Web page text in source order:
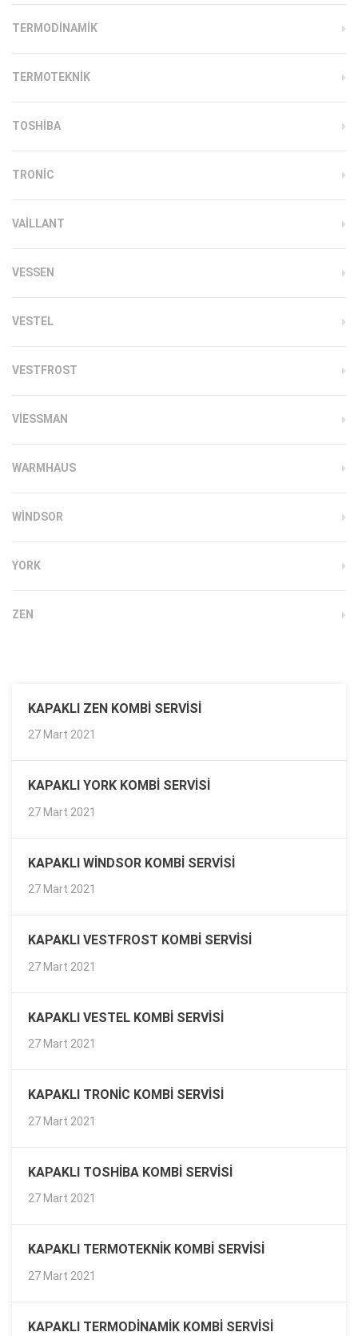
TERMODINAMIK
TERMOTEKNIK
TOSHIBA
TRONIC
VAILLANT
VESSEN
VESTEL
VESTFROST
VIESSMAN
WARMHAUS
WINDSOR
YORK
ZEN
KAPAKLI ZEN KOMBI SERVISI
27 Mart 2021
KAPAKLI YORK KOMBI SERVISI
27 Mart 2021
KAPAKLI WINDSOR KOMBI SERVISI
27 Mart 2021
KAPAKLI VESTFROST KOMBI SERVISI
27 Mart 2021
KAPAKLI VESTEL KOMBI SERVISI
27 Mart 2021
KAPAKLI TRONIC KOMBI SERVISI
27 Mart 2021
KAPAKLI TOSHIBA KOMBI SERVISI
27 Mart 2021
KAPAKLI TERMOTEKNIK KOMBI SERVISI
27 Mart 2021
KAPAKLI TERMODINAMIK KOMBI SERVISI